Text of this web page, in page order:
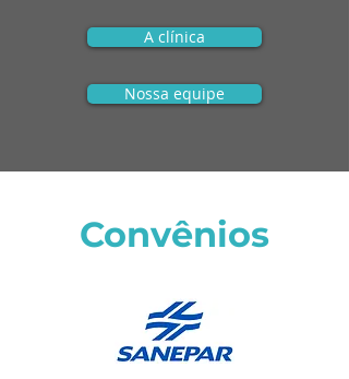
A clínica
Nossa equipe
Convênios